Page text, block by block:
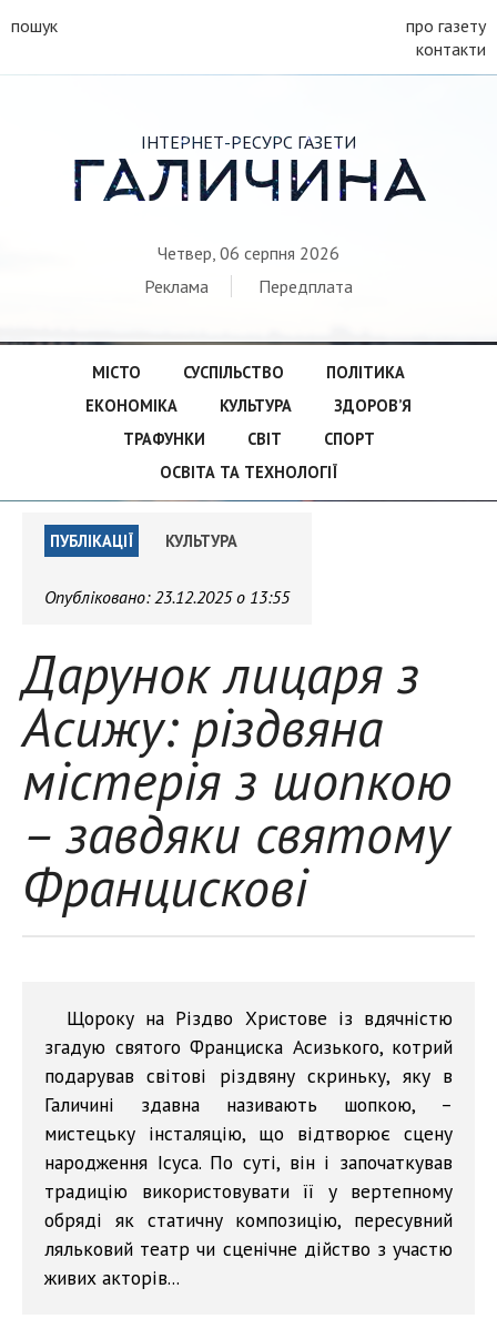
пошук
про газету
контакти
ІНТЕРНЕТ-РЕСУРС ГАЗЕТИ
ГАЛИЧИНА
Четвер, 06 серпня 2026
Реклама
Передплата
МІСТО СУСПІЛЬСТВО
ПОЛІТИКА
ЕКОНОМІКА
КУЛЬТУРА
ЗДОРОВ’Я
ТРАФУНКИ
СВІТ
СПОРТ
ОСВІТА ТА ТЕХНОЛОГІЇ
ПУБЛІКАЦІЇ КУЛЬТУРА
Опубліковано:23.12.2025 о 13:55
Дарунок лицаря з
Асижу: різдвяна
містерія з шопкою
– завдяки святому
Францискові
Щороку на Різдво Христове із вдячністю
згадую святого Франциска Асизького, котрий
подарував світові різдвяну скриньку, яку в
Галичині здавна називають шопкою, –
мистецьку інсталяцію, що відтворює сцену
народження Ісуса. По суті, він і започаткував
традицію використовувати її у вертепному
обряді як статичну композицію, пересувний
ляльковий театр чи сценічне дійство з участю
живих акторів...